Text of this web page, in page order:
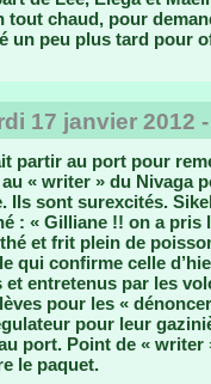
tout chaud, pour
un peu plus tard pour
17 janvier 2012
partir au port pour
« writer » du Nivaga
Ils sont surexcités.
: « Gilliane !! on a pris
et frit plein de
qui confirme celle
et entretenus par les
pour les «
pour leur
port. Point de «
le paquet.